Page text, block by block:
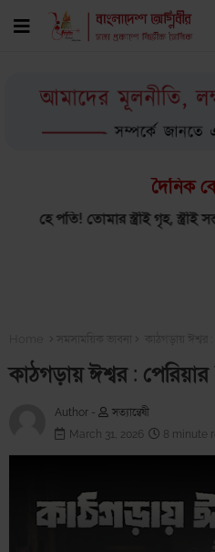
দৈনিক
স্ত্রীই গৃহ, স্ত্রীই সন্তানের আশ্রয়।
কাঠগড়ায় ঈশ্বর :
Author -
সত্যান্বেষী
March 31, 2026
8 minute